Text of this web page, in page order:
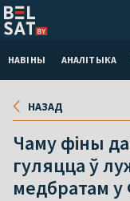
НАВІНЫ АНАЛІТЫКА
НАЗАД
Чаму фіны
гуляцца ў
медбратам у